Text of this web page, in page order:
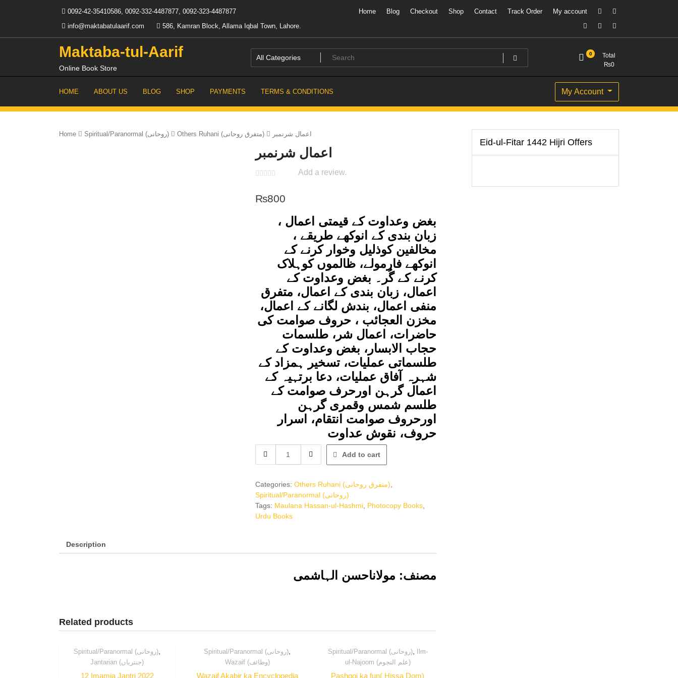
0092-42-35410586, 0092-332-4487877, 0092-323-4487877
info@maktabatulaarif.com
586, Kamran Block, Allama Iqbal Town, Lahore.
Home Blog Checkout Shop Contact Track Order My account
Maktaba-tul-Aarif
Online Book Store
0
Total
₨0
HOME ABOUT US BLOG SHOP PAYMENTS TERMS & CONDITIONS My Account
Home Spiritual/Paranormal (روحانی) Others Ruhani (متفرق روحانی) اعمال شرنمبر
اعمال شرنمبر
Add a review.
₨800
بغض وعداوت کے قیمتی اعمال ،
زبان بندی کے انوکھے طریقے ،
مخالفین کوذلیل وخوار کرنے کے
انوکھے فارمولے، ظالموں کوہلاک
کرنے کے گُر۔ بغض وعداوت کے
اعمال، زبان بندی کے اعمال، متفرق
منفی اعمال، بندش لگانے کے اعمال،
مخزن العجائب ، حروف صوامت کی
حاضرات، اعمال شر، طلسمات
حجاب الابسار، بغض وعداوت کے
طلسماتی عملیات، تسخیر ہمزاد کے
شہرہ آفاق عملیات، دعا برتہیہ کے
اعمال گرہن اورحرف صوامت کے
طلسم شمس وقمری گرہن
اورحروف صوامت انتقام، اسرار
حروف، نقوش عداوت
شرنمبر
Add to cart
Categories: Others Ruhani (متفرق روحانی)
Spiritual/Paranormal (روحانی)
Tags: Maulana Hassan-ul-Hashmi, Photocopy Books,
Urdu Books
Description
مصنف: مولاناحسن الہاشمی
Related products
Spiritual/Paranormal (روحانی)
Jantarian (جنتریاں)
12 Imamia Jantri 2022
Spiritual/Paranormal (روحانی)
Wazaif (وظائف)
Wazaif Akabir ka Encyclopedia
Spiritual/Paranormal (روحانی), Ilm-
ul-Najoom (علم النجوم)
Pashgoi ka fun( Hissa Dom)
Eid-ul-Fitar 1442 Hijri Offers